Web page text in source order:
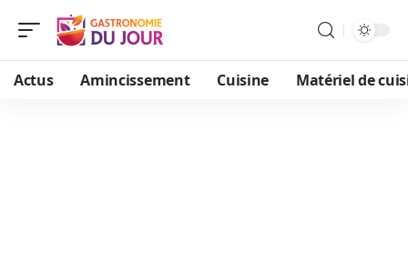
Actus Amincissement Cuisine Matériel de